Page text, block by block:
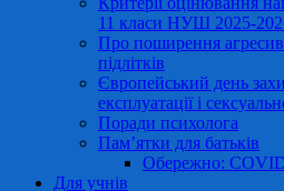
11 класи НУШ 2025-
Про поширення
підлітків
Європейський день
експлуатації і
Поради психолога
Пам’ятки для батьків
Обережно:
Для учнів